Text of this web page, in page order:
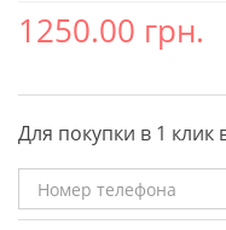
1250.00 грн.
Для покупки в 1